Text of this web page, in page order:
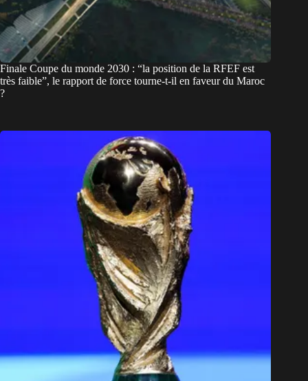
Finale Coupe du monde 2030 : “la position de la RFEF est
très faible”, le rapport de force tourne-t-il en faveur du Maroc
?